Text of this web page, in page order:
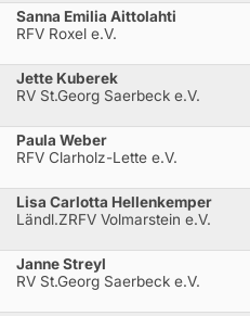
Sanna Emilia Aittolahti
RFV Roxel e.V.
Jette Kuberek
RV St.Georg Saerbeck e.V.
Paula Weber
RFV Clarholz-Lette e.V.
Lisa Carlotta Hellenkemper
Ländl.ZRFV Volmarstein e.V.
Janne Streyl
RV St.Georg Saerbeck e.V.